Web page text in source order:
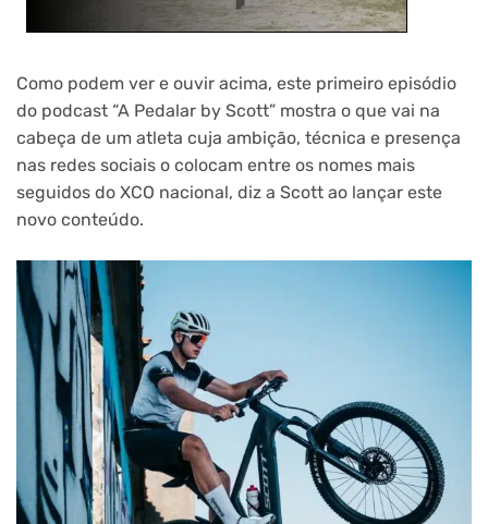
Como podem ver e ouvir acima, este primeiro episódio
do podcast “A Pedalar by Scott” mostra o que vai na
cabeça de um atleta cuja ambição, técnica e presença
nas redes sociais o colocam entre os nomes mais
seguidos do XCO nacional, diz a Scott ao lançar este
novo conteúdo.